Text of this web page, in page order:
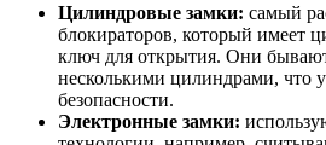
Цилиндровые замки: самый
блокираторов, который имеет
ключ для открытия. Они
несколькими цилиндрами, что
безопасности.
Электронные замки: